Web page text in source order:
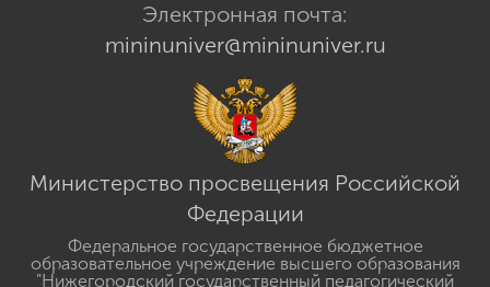
Электронная почта:
mininuniver@mininuniver.ru
Министерство просвещения Российской
Федерации
Федеральное государственное бюджетное
образовательное учреждение высшего образования
"Нижегородский государственный педагогический